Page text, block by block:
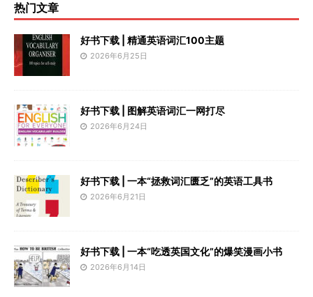
热门文章
好书下载 | 精通英语词汇100主题
2026年6月25日
好书下载 | 图解英语词汇一网打尽
2026年6月24日
好书下载 | 一本“拯救词汇匮乏”的英语工具书
2026年6月21日
好书下载 | 一本“吃透英国文化”的爆笑漫画小书
2026年6月14日